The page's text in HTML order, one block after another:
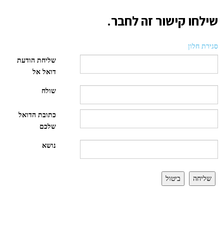
שילחו קישור זה לחבר.
סגירת חלון
שליחת הודעת
דואל אל
שולח
כתובת הדואל
שלכם
נושא
שליחה ביטול